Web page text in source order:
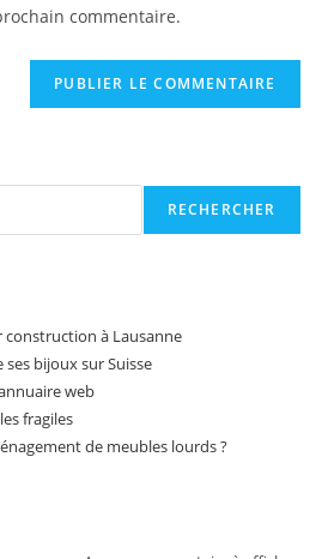
commentaire.
RECHERCHER
à Lausanne
bijoux sur Suisse
web
fragiles
de meubles lourds ?